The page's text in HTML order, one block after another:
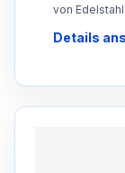
von
Details